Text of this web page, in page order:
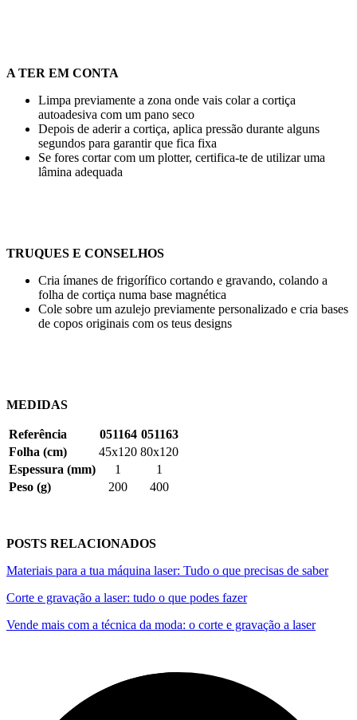
A TER EM CONTA
Limpa previamente a zona onde vais colar a cortiça
autoadesiva com um pano seco
Depois de aderir a cortiça, aplica pressão durante alguns
segundos para garantir que fica fixa
Se fores cortar com um plotter, certifica-te de utilizar uma
lâmina adequada
TRUQUES E CONSELHOS
Cria ímanes de frigorífico cortando e gravando, colando a
folha de cortiça numa base magnética
Cole sobre um azulejo previamente personalizado e cria bases
de copos originais com os teus designs
MEDIDAS
Referência 051164 051163
Folha (cm)
45x120 80x120
Espessura (mm)
1
1
Peso (g)
200 400
POSTS RELACIONADOS
Materiais para a tua máquina laser: Tudo o que precisas de saber
Corte e gravação a laser: tudo o que podes fazer
Vende mais com a técnica da moda: o corte e gravação a laser